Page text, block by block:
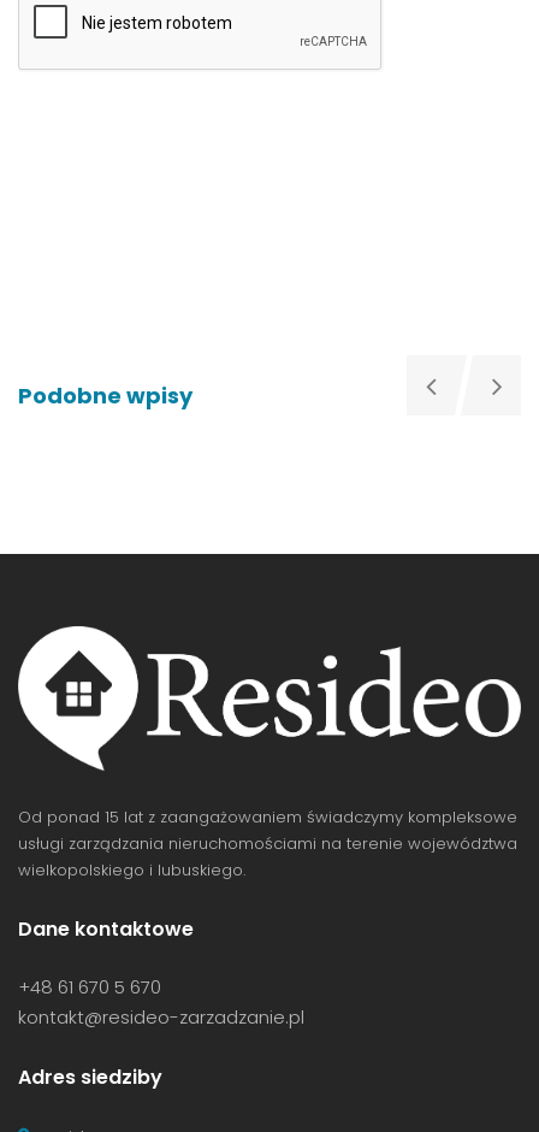
Podobne wpisy
Od ponad 15 lat z zaangażowaniem świadczymy kompleksowe
usługi zarządzania nieruchomościami na terenie województwa
wielkopolskiego i lubuskiego.
Dane kontaktowe
+48 61 670 5 670
kontakt@resideo-zarzadzanie.pl
Adres siedziby